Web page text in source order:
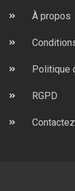
À propos
Politique
RGPD